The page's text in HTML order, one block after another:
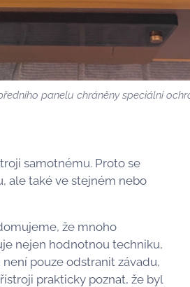
panelu chráněny speciální
samotnému. Proto se
ale také ve stejném nebo
že mnoho
nejen hodnotnou techniku,
pouze odstranit závadu,
prakticky poznat, že byl